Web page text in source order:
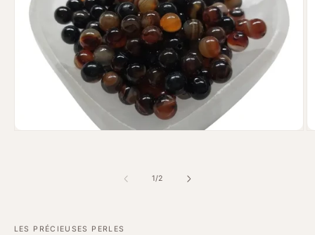
1 /de
2
LES PRÉCIEUSES PERLES